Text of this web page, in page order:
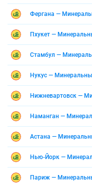
Фергана —
Пхукет —
Стамбул —
Нукус —
Нижневартовск —
Наманган —
Астана —
Нью-Йорк —
Париж —